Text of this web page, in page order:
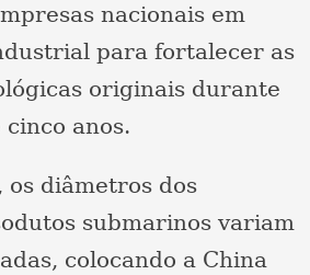
nacionais em
para fortalecer as
originais durante
anos.
os diâmetros dos
submarinos variam
colocando a China